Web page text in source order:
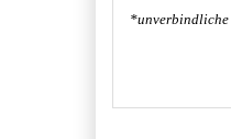
*unverbindliche